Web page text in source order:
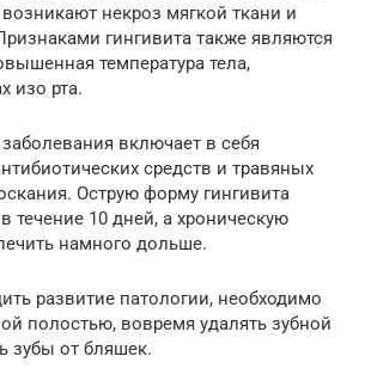
некроз мягкой ткани и
гингивита также являются
температура тела,
изо рта.
включает в себя
средств и травяных
Острую форму гингивита
течение 10 дней, а хроническую
намного дольше.
развитие патологии, необходимо
полостью, вовремя удалять зубной
зубы от бляшек.